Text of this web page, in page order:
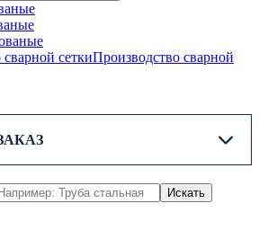
Производство сварной
Искать